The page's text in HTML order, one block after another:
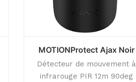
MOTIONProtect Ajax Noir
Détecteur de mouvement à
infrarouge PIR 12m 90deg